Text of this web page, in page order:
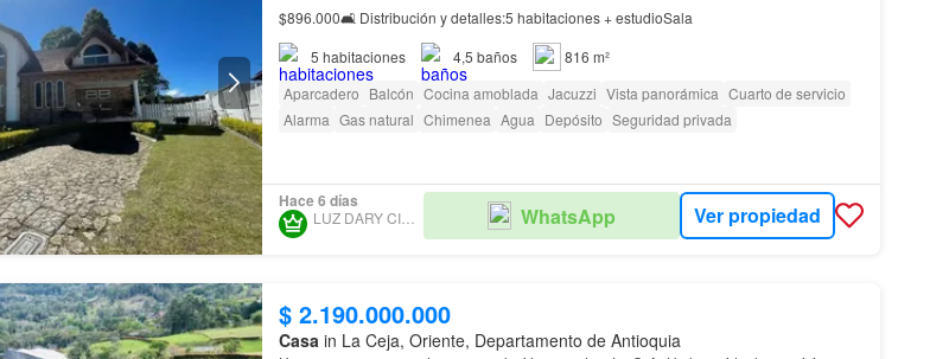
$896.000🛋 Distribución y detalles:5 habitaciones + estudioSala
5 habitaciones 4,5 baños
816 m²
Aparcadero Balcón Cocina amoblada Jacuzzi Vista panorámica Cuarto de servicio
Alarma Gas natural Chimenea Agua Depósito Seguridad privada
Hace 6 días
LUZ DARY CIRO LOPEZ WhatsApp Ver propiedad
$ 2.190.000.000
Casa in La Ceja, Oriente, Departamento de Antioquia